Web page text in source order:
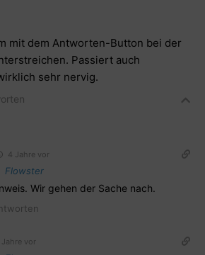
mit dem Antworten-Button bei der
Passiert auch
sehr nervig.
4 Jahre vor
Flowster
Wir gehen der Sache nach.
Jahre vor